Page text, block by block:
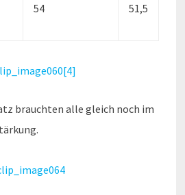
54 51,5
brauchten alle gleich noch im